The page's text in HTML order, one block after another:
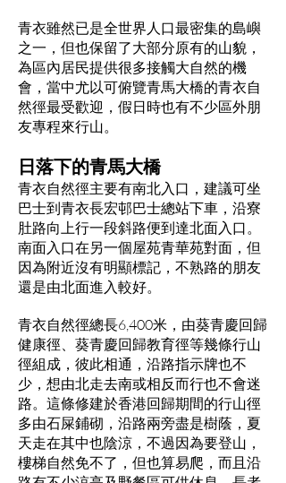
青衣雖然已是全世界人口最密集的島嶼
之一，但也保留了大部分原有的山貌，
為區內居民提供很多接觸大自然的機
會，當中尤以可俯覽青馬大橋的青衣自
然徑最受歡迎，假日時也有不少區外朋
友專程來行山。
日落下的青馬大橋
青衣自然徑主要有南北入口，建議可坐
巴士到青衣長宏邨巴士總站下車，沿寮
肚路向上行一段斜路便到達北面入口。
南面入口在另一個屋苑青華苑對面，但
因為附近沒有明顯標記，不熟路的朋友
還是由北面進入較好。
青衣自然徑總長6,400米，由葵青慶回歸
健康徑、葵青慶回歸教育徑等幾條行山
徑組成，彼此相通，沿路指示牌也不
少，想由北走去南或相反而行也不會迷
路。這條修建於香港回歸期間的行山徑
多由石屎鋪砌，沿路兩旁盡是樹蔭，夏
天走在其中也陰涼，不過因為要登山，
樓梯自然免不了，但也算易爬，而且沿